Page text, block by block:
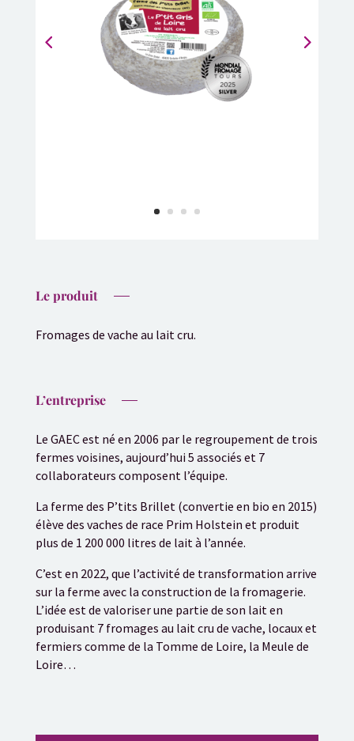
Le produit
Fromages de vache au lait cru.
L’entreprise
Le GAEC est né en 2006 par le regroupement de trois
fermes voisines, aujourd’hui 5 associés et 7
collaborateurs composent l’équipe.
La ferme des P’tits Brillet (convertie en bio en 2015)
élève des vaches de race Prim Holstein et produit
plus de 1 200 000 litres de lait à l’année.
C’est en 2022, que l’activité de transformation arrive
sur la ferme avec la construction de la fromagerie.
L’idée est de valoriser une partie de son lait en
produisant 7 fromages au lait cru de vache, locaux et
fermiers comme de la Tomme de Loire, la Meule de
Loire…